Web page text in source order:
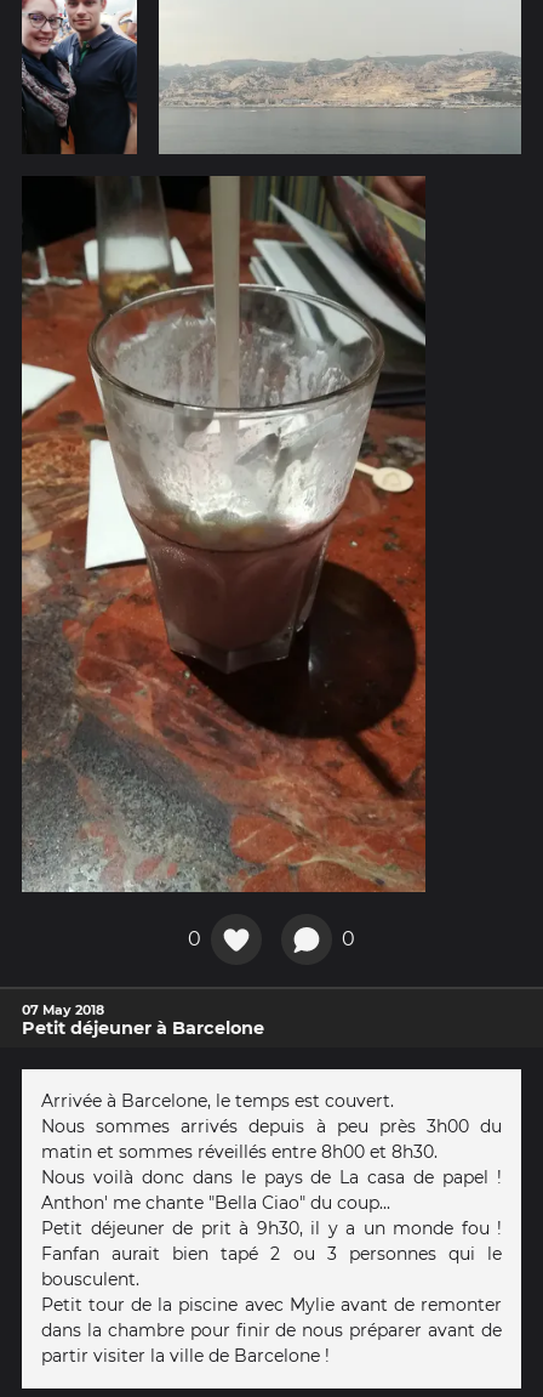
0 0
07 May 2018
Petit déjeuner à Barcelone
Arrivée à Barcelone, le temps est couvert.
Nous sommes arrivés depuis à peu près 3h00 du
matin et sommes réveillés entre 8h00 et 8h30.
Nous voilà donc dans le pays de La casa de papel !
Anthon' me chante "Bella Ciao" du coup...
Petit déjeuner de prit à 9h30, il y a un monde fou !
Fanfan aurait bien tapé 2 ou 3 personnes qui le
bousculent.
Petit tour de la piscine avec Mylie avant de remonter
dans la chambre pour finir de nous préparer avant de
partir visiter la ville de Barcelone !